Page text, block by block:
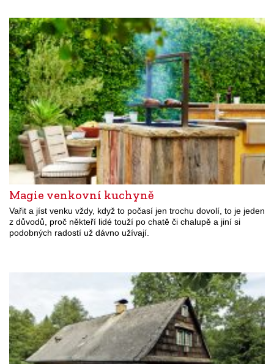
Magie venkovní kuchyně
Vařit a jíst venku vždy, když to počasí jen trochu dovolí, to je jeden
z důvodů, proč někteří lidé touží po chatě či chalupě a jiní si
podobných radostí už dávno užívají.